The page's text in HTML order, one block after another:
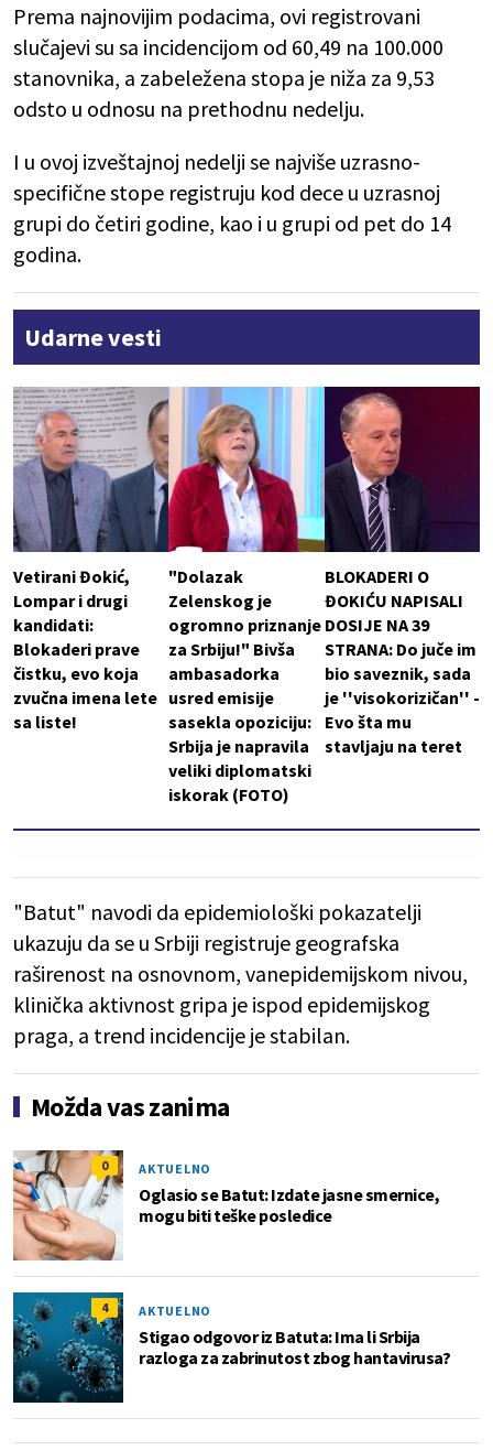
Prema najnovijim podacima, ovi registrovani
slučajevi su sa incidencijom od 60,49 na 100.000
stanovnika, a zаbеlеžеnа stоpа је nižа zа 9,53
odsto u оdnоsu nа prеthоdnu nеdеlju.
I u ovoj izveštajnoj nedelji se najviše uzrasno-
specifične stope registruju kod dece u uzrasnoj
grupi do četiri godine, kao i u grupi od pet do 14
godina.
Udarne vesti
Vetirani Đokić,
Lompar i drugi
kandidati:
Blokaderi prave
čistku, evo koja
zvučna imena lete
sa liste!
"Dolazak
Zelenskog je
ogromno priznanje
za Srbiju!" Bivša
ambasadorka
usred emisije
sasekla opoziciju:
Srbija je napravila
veliki diplomatski
iskorak (FOTO)
BLOKADERI O
ĐOKIĆU NAPISALI
DOSIJE NA 39
STRANA: Do juče im
bio saveznik, sada
je ''visokorizičan'' -
Evo šta mu
stavljaju na teret
"Batut" navodi da epidemiološki pokazatelji
ukazuju da se u Srbiji registruje geografska
raširenost na osnovnom, vanepidemijskom nivou,
klinička aktivnost gripa je ispod epidemijskog
praga, a trend incidencije je stabilan.
Možda vas zanima
0 AKTUELNO
Oglasio se Batut: Izdate jasne smernice,
mogu biti teške posledice
4 AKTUELNO
Stigao odgovor iz Batuta: Ima li Srbija
razloga za zabrinutost zbog hantavirusa?